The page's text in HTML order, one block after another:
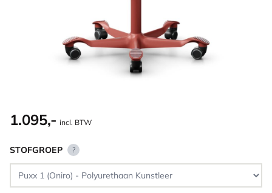
1.095,- incl. BTW
STOFGROEP ?